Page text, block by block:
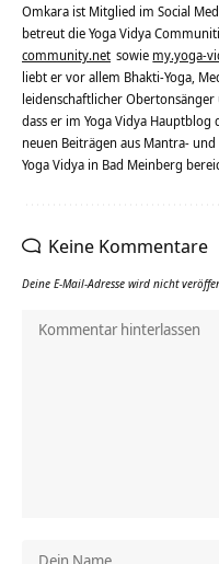
Omkara ist Mitglied im Social
betreut die Yoga Vidya
community.net sowie my.yoga-
liebt er vor allem Bhakti-Yoga,
leidenschaftlicher
dass er im Yoga Vidya
neuen Beiträgen aus Mantra-
Yoga Vidya in Bad Meinberg
Keine Kommentare
Deine E-Mail-Adresse wird nicht